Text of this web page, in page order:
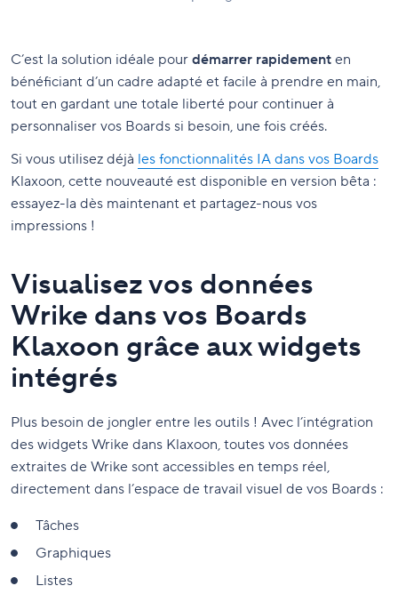
C’est la solution idéale pour démarrer rapidement en
bénéficiant d’un cadre adapté et facile à prendre en main,
tout en gardant une totale liberté pour continuer à
personnaliser vos Boards si besoin, une fois créés.
Si vous utilisez déjà les fonctionnalités IA dans vos Boards
Klaxoon, cette nouveauté est disponible en version bêta :
essayez-la dès maintenant et partagez-nous vos
impressions !
Visualisez vos données
Wrike dans vos Boards
Klaxoon grâce aux widgets
intégrés
Plus besoin de jongler entre les outils ! Avec l’intégration
des widgets Wrike dans Klaxoon, toutes vos données
extraites de Wrike sont accessibles en temps réel,
directement dans l’espace de travail visuel de vos Boards :
Tâches
Graphiques
Listes